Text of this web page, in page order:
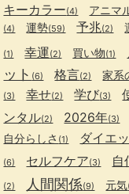
キーカラー(4) アニマ
(4) 運勢(59) 予兆(2)
(1) 幸運(2) 買い物(1)
ット (6) 格言(2) 家系
(3) 幸せ(2) 学び(3)
ンタル(2) 2026年(3)
自分らしさ (1) ダイエ
(6) セルフケア(3) 自
(2) 人間関係(9) 元気